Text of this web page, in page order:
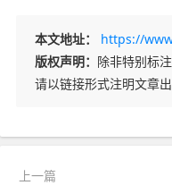
本文地址：
https://
版权声明： 除非特别标
请以链接形式注明文章出
上一篇